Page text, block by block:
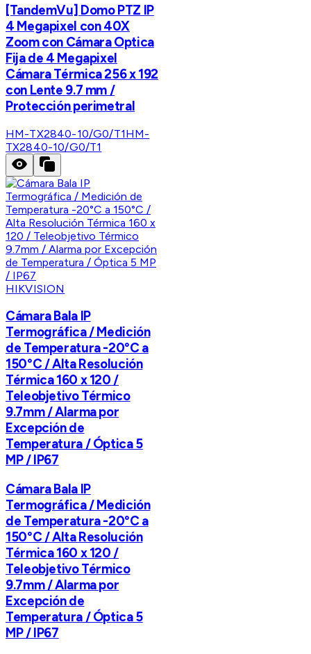
[TandemVu] Domo PTZ IP
4 Megapixel con 40X
Zoom con Cámara Optica
Fija de 4 Megapixel
Cámara Térmica 256 x 192
con Lente 9.7 mm /
Protección perimetral
HM-TX2840-10/G0/T1HM-
TX2840-10/G0/T1
HIKVISION
Cámara Bala IP
Termográfica / Medición
de Temperatura -20°C a
150°C / Alta Resolución
Térmica 160 x 120 /
Teleobjetivo Térmico
9.7mm / Alarma por
Excepción de
Temperatura / Óptica 5
MP / IP67
Cámara Bala IP
Termográfica / Medición
de Temperatura -20°C a
150°C / Alta Resolución
Térmica 160 x 120 /
Teleobjetivo Térmico
9.7mm / Alarma por
Excepción de
Temperatura / Óptica 5
MP / IP67